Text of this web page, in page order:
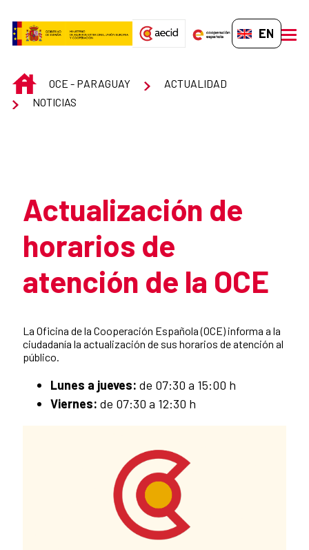
EN-GB
INICIOOCE - PARAGUAY
ACTUALIDAD
NOTICIAS
Actualización de
horarios de
atención de la OCE
La Oficina de la Cooperación Española (OCE) informa a la
ciudadanía la actualización de sus horarios de atención al
público.
Lunes a jueves: de 07:30 a 15:00 h
Viernes: de 07:30 a 12:30 h